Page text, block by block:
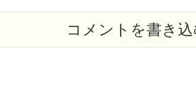
コメントを書き込